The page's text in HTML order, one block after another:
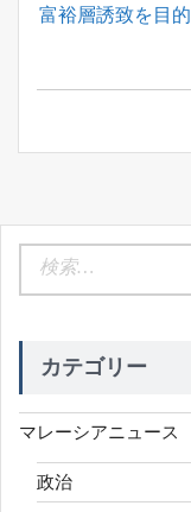
シ
ン
Next
富裕層誘致を目
カテゴリー
マレーシアニュース
政治